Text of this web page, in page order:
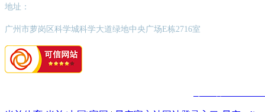
地址：
广州市萝岗区科学城科学大道绿地中央广场E栋2716室